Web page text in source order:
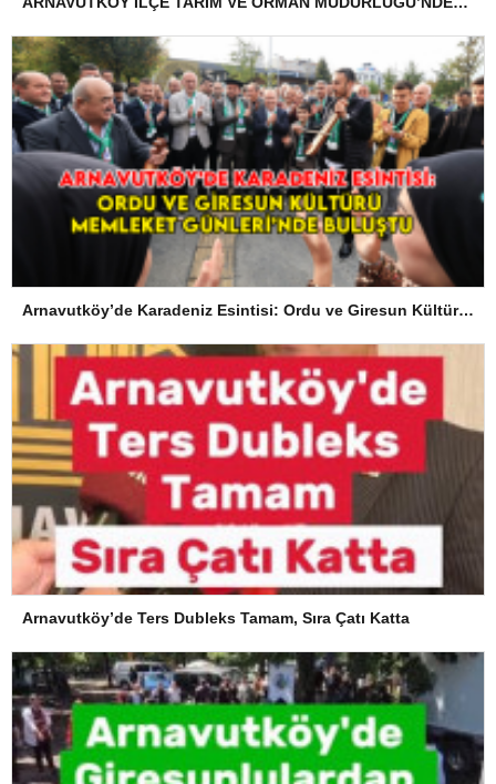
Arnavutköy’de Karadeniz Esintisi: Ordu ve Giresun Kültürü Memleket Günleri’nde Buluştu
Arnavutköy’de Ters Dubleks Tamam, Sıra Çatı Katta